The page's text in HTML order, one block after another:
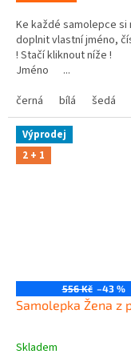
Ke každé samolepce si
doplnit vlastní jméno,
! Stačí kliknout níže !
Jméno ...
černá
bílá šedá
Výprodej
2 + 1
556 Kč –43 %
Samolepka Žena z
Skladem